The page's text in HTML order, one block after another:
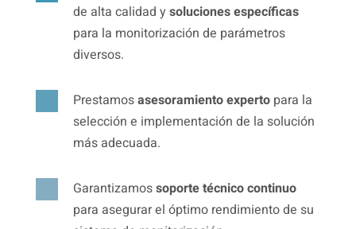
de alta calidad y soluciones específicas
para la monitorización de parámetros
diversos.
Prestamosasesoramiento experto para la
selección e implementación de la solución
más adecuada.
Garantizamossoporte técnico continuo
para asegurar el óptimo rendimiento de su